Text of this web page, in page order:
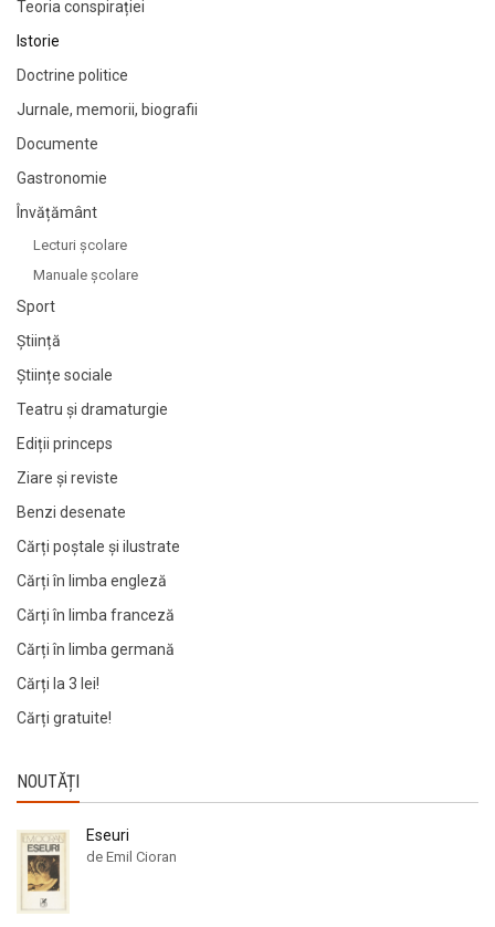
Teoria conspirației
Istorie
Doctrine politice
Jurnale, memorii, biografii
Documente
Gastronomie
Învățământ
Lecturi şcolare
Manuale şcolare
Sport
Știință
Științe sociale
Teatru și dramaturgie
Ediții princeps
Ziare şi reviste
Benzi desenate
Cărți poștale și ilustrate
Cărți în limba engleză
Cărți în limba franceză
Cărți în limba germană
Cărți la 3 lei!
Cărți gratuite!
NOUTĂȚI
Eseuri
de Emil Cioran